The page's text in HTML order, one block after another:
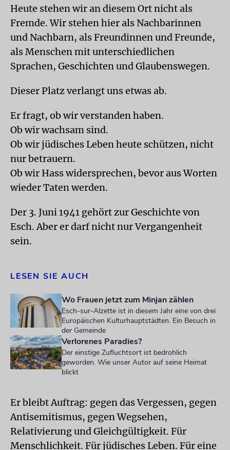
Heute stehen wir an diesem Ort nicht als
Fremde. Wir stehen hier als Nachbarinnen
und Nachbarn, als Freundinnen und Freunde,
als Menschen mit unterschiedlichen
Sprachen, Geschichten und Glaubenswegen.
Dieser Platz verlangt uns etwas ab.
Er fragt, ob wir verstanden haben.
Ob wir wachsam sind.
Ob wir jüdisches Leben heute schützen, nicht
nur betrauern.
Ob wir Hass widersprechen, bevor aus Worten
wieder Taten werden.
Der 3. Juni 1941 gehört zur Geschichte von
Esch. Aber er darf nicht nur Vergangenheit
sein.
LESEN SIE AUCH
Wo Frauen jetzt zum Minjan zählen
Esch-sur-Alzette ist in diesem Jahr eine von drei
Europäischen Kulturhauptstädten. Ein Besuch in
der Gemeinde
Verlorenes Paradies?
Der einstige Zufluchtsort ist bedrohlich
geworden. Wie unser Autor auf seine Heimat
blickt
Er bleibt Auftrag: gegen das Vergessen, gegen
Antisemitismus, gegen Wegsehen,
Relativierung und Gleichgültigkeit. Für
Menschlichkeit. Für jüdisches Leben. Für eine